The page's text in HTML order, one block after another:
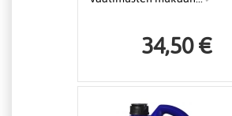
34,50 €